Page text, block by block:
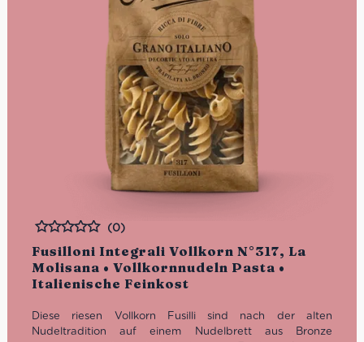
Fusilloni Integrali Vollkorn N°317, La
Molisana • Vollkornnudeln Pasta •
Italienische Feinkost
Bewertet
(0)
Diese riesen Vollkorn Fusilli sind nach der alten
Nudeltradition auf einem Nudelbrett aus Bronze